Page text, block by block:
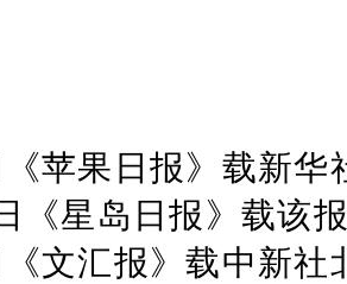
苹果日报》载新华
《星岛日报》载该
文汇报》载中新社